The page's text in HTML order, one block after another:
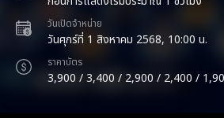
วันเปิดจำหน่าย
วันศุกร์ที่ 1 สิงหาคม 2568, 10:00 น.
ราคาบัตร
3,900 / 3,400 / 2,900 / 2,400 /